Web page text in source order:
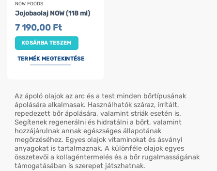
NOW FOODS
Jojobaolaj NOW (118 ml)
7 190,00 Ft
KOSÁRBA TESZEM
TERMÉK MEGTEKINTÉSE
Az ápoló olajok az arc és a test minden bőrtípusának
ápolására alkalmasak. Használhatók száraz, irritált,
repedezett bőr ápolására, valamint striák esetén is.
Segítenek regenerálni és hidratálni a bőrt, valamint
hozzájárulnak annak egészséges állapotának
megőrzéséhez. Egyes olajok vitaminokat és ásványi
anyagokat is tartalmaznak. A különféle olajok egyes
összetevői a kollagéntermelés és a bőr rugalmasságának
támogatásában is szerepet játszhatnak.